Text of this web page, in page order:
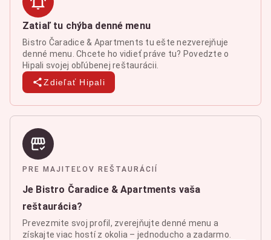
Zatiaľ tu chýba denné menu
Bistro Čaradice & Apartments tu ešte nezverejňuje
denné menu. Chcete ho vidieť práve tu? Povedzte o
Hipali svojej obľúbenej reštaurácii.
Zdieľať Hipali
PRE MAJITEĽOV REŠTAURÁCIÍ
Je Bistro Čaradice & Apartments vaša
reštaurácia?
Prevezmite svoj profil, zverejňujte denné menu a
získajte viac hostí z okolia – jednoducho a zadarmo.